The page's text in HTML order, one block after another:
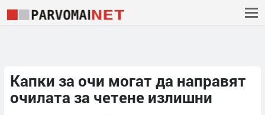
Капки за очи могат да направят
очилата за четене излишни